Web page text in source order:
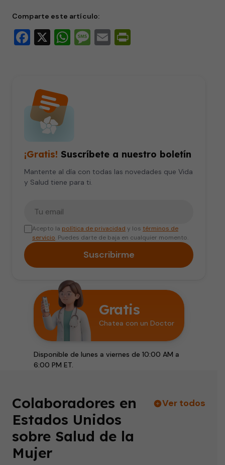
Comparte este artículo:
Facebook
X WhatsApp
Message
Email
¡Gratis! Suscríbete a nuestro boletín
Mantente al día con todas las novedades que Vida
y Salud tiene para ti.
Acepto la política de privacidad y los términos de
servicio. Puedes darte de baja en cualquier momento.
Suscribirme
Gratis
Chatea con un Doctor
Disponible de lunes a viernes de 10:00 AM a
6:00 PM ET.
Colaboradores en
Estados Unidos
sobre Salud de la
Mujer
Ver todos